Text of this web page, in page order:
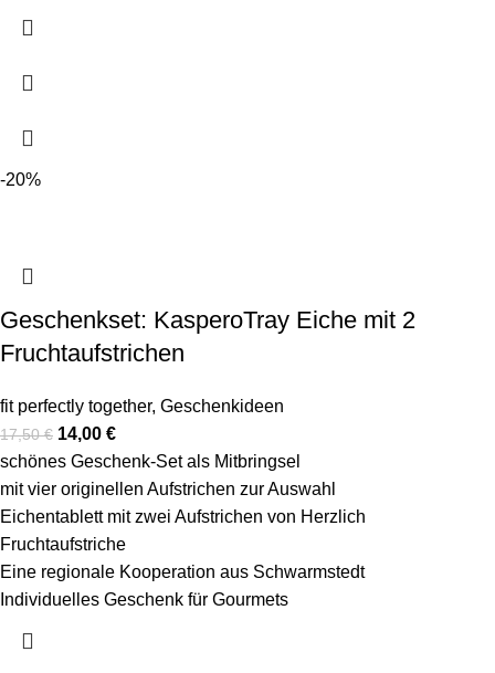
-20%
Geschenkset: KasperoTray Eiche mit 2
Fruchtaufstrichen
fit perfectly together, Geschenkideen
17,50€ 14,00 €
schönes Geschenk-Set als Mitbringsel
mit vier originellen Aufstrichen zur Auswahl
Eichentablett mit zwei Aufstrichen von Herzlich
Fruchtaufstriche
Eine regionale Kooperation aus Schwarmstedt
Individuelles Geschenk für Gourmets